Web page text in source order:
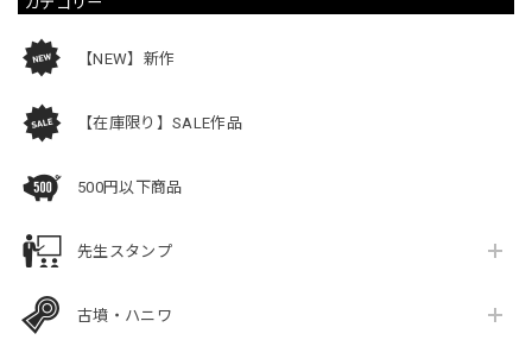
【NEW】新作
【在庫限り】SALE作品
500円以下商品
先生スタンプ
古墳・ハニワ